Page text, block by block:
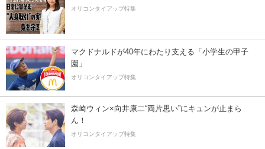
オリコンタイアップ特集
マクドナルドが40年にわたり支える「小学生の甲子
園」
オリコンタイアップ特集
森崎ウィン×向井康二“両片思い”にキュンが止まら
ん！
オリコンタイアップ特集